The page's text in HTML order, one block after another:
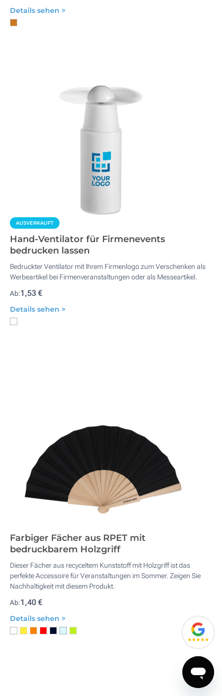
Details sehen >
AUSVERKAUFT
Hand-Ventilator für Firmenevents
bedrucken lassen
Bedruckter Ventilator mit Ihrem Firmenlogo zum Verschenken als
Werbeartikel bei Firmenveranstaltungen oder als Messeartikel.
Ab:1,53 €
Details sehen >
Farbiger Fächer aus RPET mit
bedruckbarem Holzgriff
Dieser Fächer aus recyceltem Kunststoff mit Holzgriff ist das
perfekte Accessoire für Veranstaltungen im Sommer. Zeigen Sie
Nachhaltigkeit mit diesem Produkt.
Ab:1,40 €
Details sehen >